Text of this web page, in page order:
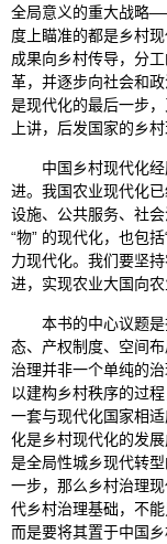
全局意义的重大战略
度上瞄准的都是乡村
成果向乡村传导，分
革，并逐步向社会和
是现代化的最后一步
上讲，后发国家的乡
中国乡村现代化
进。我国农业现代化
设施、公共服务、社
“物” 的现代化，也包
力现代化。我们要坚
进，实现农业大国向农
本书的中心议题
态、产权制度、空间
治理并非一个单纯的
以建构乡村秩序的过
一套与现代化国家相
化是乡村现代化的发
是全局性城乡现代转
一步，那么乡村治理
代乡村治理基础，不
而是要将其置于中国